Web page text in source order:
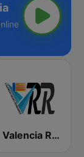
Valencia Radio Remember